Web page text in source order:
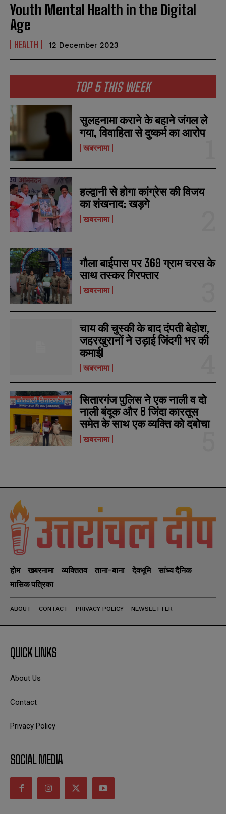
Youth Mental Health in the Digital
Age
HEALTH 12 December 2023
TOP 5 THIS WEEK
सुलहनामा कराने के बहाने जंगल ले
गया, विवाहिता से दुष्कर्म का आरोप
खबरनामा
हल्द्वानी से होगा कांग्रेस की विजय
का शंखनाद: खड़गे
खबरनामा
गौला बाईपास पर 369 ग्राम चरस के
साथ तस्कर गिरफ्तार
खबरनामा
चाय की चुस्की के बाद दंपती बेहोश,
जहरखुरानों ने उड़ाई जिंदगी भर की
कमाई!
खबरनामा
सितारगंज पुलिस ने एक नाली व दो
नाली बंदूक और 8 जिंदा कारतूस
समेत के साथ एक व्यक्ति को दबोचा
खबरनामा
होम खबरनामा व्यक्तितव ताना-बाना देवभूमि
सांध्य दैनिक
मासिक पत्रिका
ABOUT CONTACT PRIVACY POLICY NEWSLETTER
QUICK LINKS
About Us
Contact
Privacy Policy
SOCIAL MEDIA